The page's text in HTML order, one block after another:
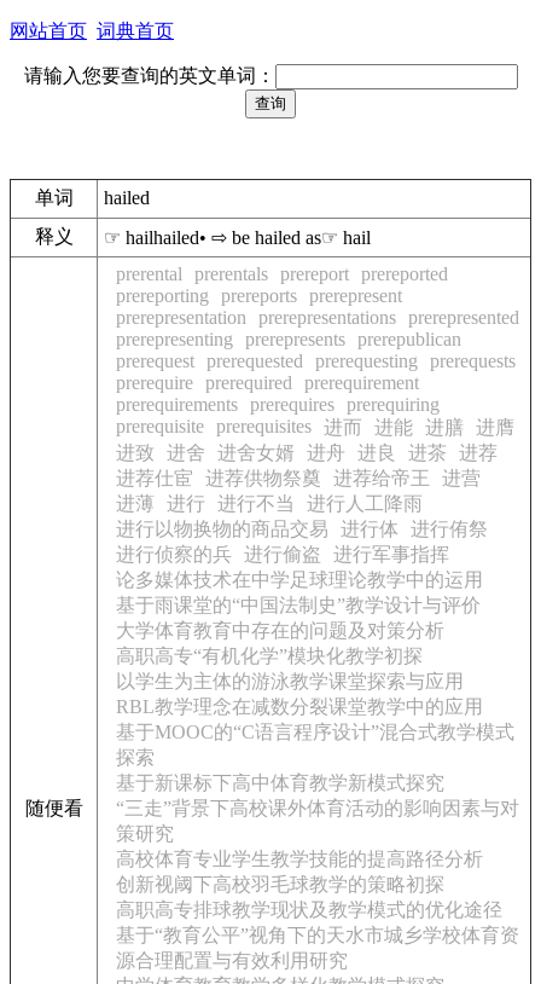
网站首页 词典首页
请输入您要查询的英文单词：
单词
hailed
释义
☞ hailhailed• ⇨ be hailed as☞ hail
随便看
prerental prerentals prereport prereported
prereporting
prereports prerepresent
prerepresentation
prerepresentations prerepresented
prerepresenting
prerepresents prerepublican
prerequest prerequested prerequesting
prerequests
prerequire prerequired
prerequirement
prerequirements prerequires prerequiring
prerequisite prerequisites 进而 进能 进膳 进膺
进致
进舍 进舍女婿 进舟 进良 进茶
进荐
进荐仕宦
进荐供物祭奠 进荐给帝王
进营
进薄
进行 进行不当
进行人工降雨
进行以物换物的商品交易
进行体
进行侑祭
进行侦察的兵 进行偷盗
进行军事指挥
论多媒体技术在中学足球理论教学中的运用
基于雨课堂的“中国法制史”教学设计与评价
大学体育教育中存在的问题及对策分析
高职高专“有机化学”模块化教学初探
以学生为主体的游泳教学课堂探索与应用
RBL教学理念在减数分裂课堂教学中的应用
基于MOOC的“C语言程序设计”混合式教学模式
探索
基于新课标下高中体育教学新模式探究
“三走”背景下高校课外体育活动的影响因素与对
策研究
高校体育专业学生教学技能的提高路径分析
创新视阈下高校羽毛球教学的策略初探
高职高专排球教学现状及教学模式的优化途径
基于“教育公平”视角下的天水市城乡学校体育资
源合理配置与有效利用研究